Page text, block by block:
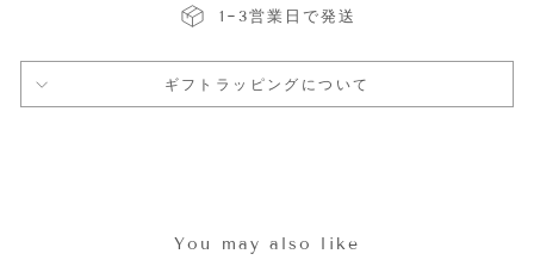
1~3営業日で発送
ギフトラッピングについて
You may also like